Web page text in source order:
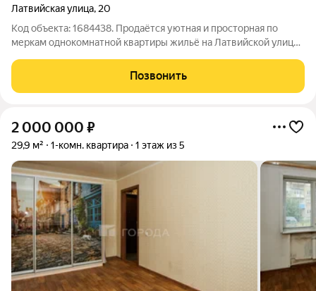
Латвийская улица, 20
Код объекта: 1684438. Продаётся уютная и просторная по
меркам однокомнатной квартиры жильё на Латвийской улице,
кирпичного дома 1963 года постройки. Здесь вас порадует
общая площадь в 30.7
Позвонить
2 000 000 ₽
29,9 м² 1-комн. квартира 1 этаж из 5